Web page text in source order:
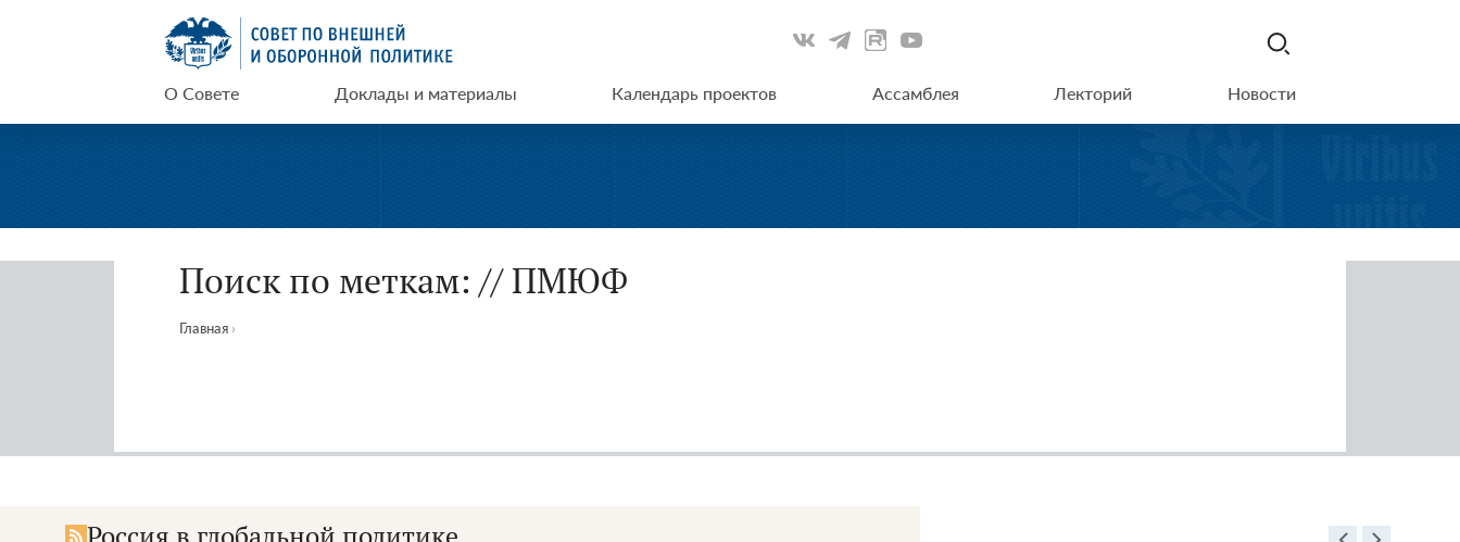
СВОП
О Совете Доклады и материалы Календарь проектов Ассамблея Лекторий Новости
Поиск по меткам: // ПМЮФ
Главная ›